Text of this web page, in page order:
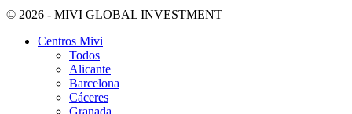
© 2026 - MIVI GLOBAL INVESTMENT
Centros Mivi
Todos
Alicante
Barcelona
Cáceres
Granada